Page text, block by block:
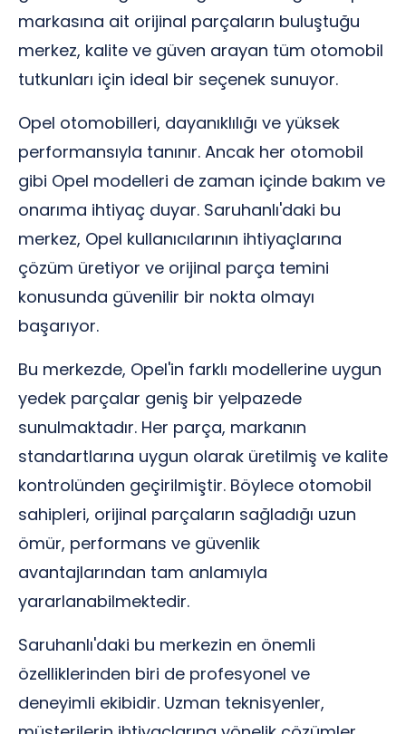
markasına ait orijinal parçaların buluştuğu
merkez, kalite ve güven arayan tüm otomobil
tutkunları için ideal bir seçenek sunuyor.
Opel otomobilleri, dayanıklılığı ve yüksek
performansıyla tanınır. Ancak her otomobil
gibi Opel modelleri de zaman içinde bakım ve
onarıma ihtiyaç duyar. Saruhanlı'daki bu
merkez, Opel kullanıcılarının ihtiyaçlarına
çözüm üretiyor ve orijinal parça temini
konusunda güvenilir bir nokta olmayı
başarıyor.
Bu merkezde, Opel'in farklı modellerine uygun
yedek parçalar geniş bir yelpazede
sunulmaktadır. Her parça, markanın
standartlarına uygun olarak üretilmiş ve kalite
kontrolünden geçirilmiştir. Böylece otomobil
sahipleri, orijinal parçaların sağladığı uzun
ömür, performans ve güvenlik
avantajlarından tam anlamıyla
yararlanabilmektedir.
Saruhanlı'daki bu merkezin en önemli
özelliklerinden biri de profesyonel ve
deneyimli ekibidir. Uzman teknisyenler,